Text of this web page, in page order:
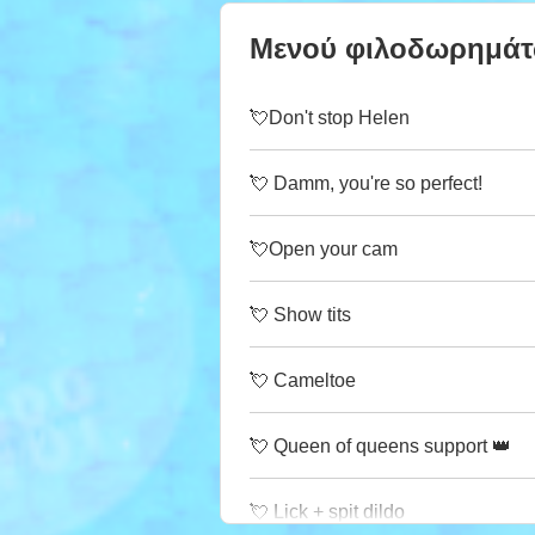
Μενού
💘Don't stop Helen
💘 Damm, you're so perfect!
💘Open your cam
💘 Show tits
💘 Cameltoe
💘 Queen of queens support 👑
💘 Lick + spit dildo